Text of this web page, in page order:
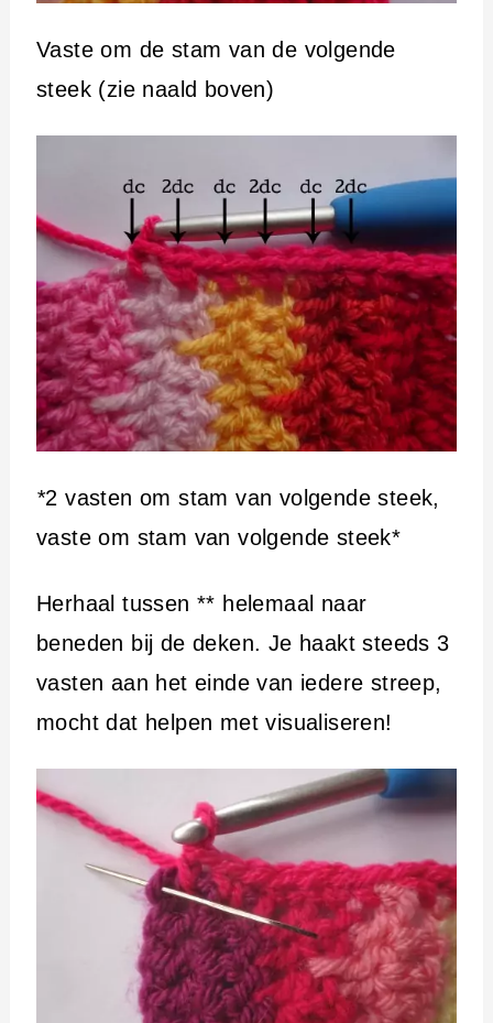
Vaste om de stam van de volgende
steek (zie naald boven)
*2 vasten om stam van volgende steek,
vaste om stam van volgende steek*
Herhaal tussen ** helemaal naar
beneden bij de deken. Je haakt steeds 3
vasten aan het einde van iedere streep,
mocht dat helpen met visualiseren!